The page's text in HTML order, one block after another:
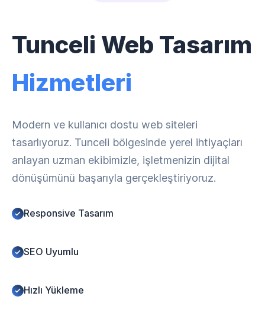
Tunceli Web Tasarım
Hizmetleri
Modern ve kullanıcı dostu web siteleri
tasarlıyoruz. Tunceli bölgesinde yerel ihtiyaçları
anlayan uzman ekibimizle, işletmenizin dijital
dönüşümünü başarıyla gerçekleştiriyoruz.
Responsive Tasarım
SEO Uyumlu
Hızlı Yükleme